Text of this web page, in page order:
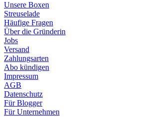
Unsere Boxen
Streuselade
Häufige Fragen
Über die Gründerin
Jobs
Versand
Zahlungsarten
Abo kündigen
Impressum
AGB
Datenschutz
Für Blogger
Für Unternehmen